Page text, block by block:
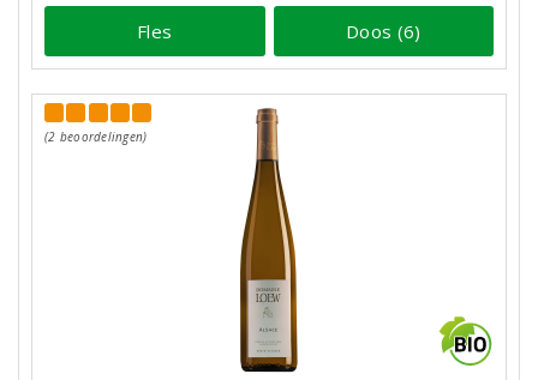
Fles Doos (6)
(2 beoordelingen)